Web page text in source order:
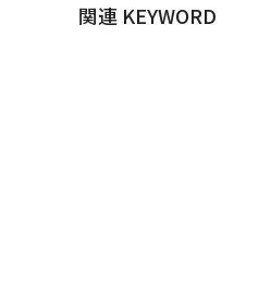
関連 KEYWORD